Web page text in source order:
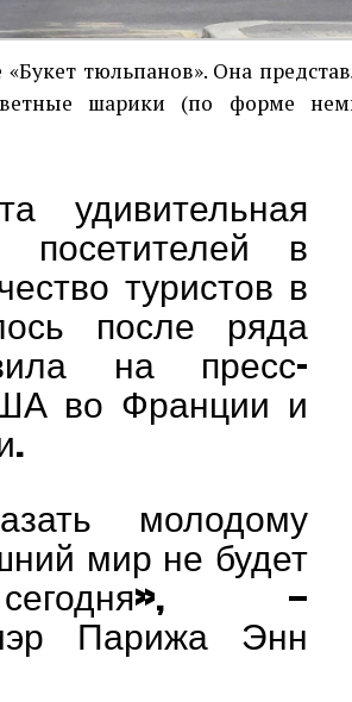
тюльпанов». Она
шарики (по форме
удивительная
посетителей в
туристов в
после ряда
на пресс-
во Франции и
молодому
мир не будет
—
Парижа Энн